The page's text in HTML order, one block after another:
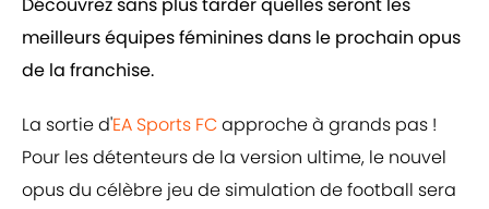
meilleurs équipes féminines dans le prochain opus
de la franchise.
La sortie d'EA Sports FCapproche à grands pas !
Pour les détenteurs de la version ultime, le nouvel
opus du célèbre jeu de simulation de football sera